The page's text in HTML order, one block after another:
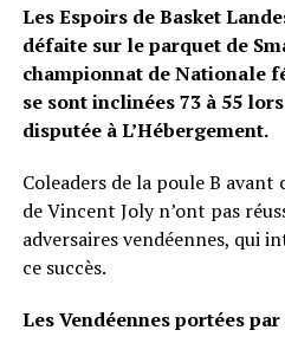
Les Espoirs de Basket
défaite sur le parquet de
championnat de Nationale
se sont inclinées 73 à 55
disputée à L’Hébergement.
Coleaders de la poule B avant
de Vincent Joly n’ont pas
adversaires vendéennes, qui
ce succès.
Les Vendéennes portées